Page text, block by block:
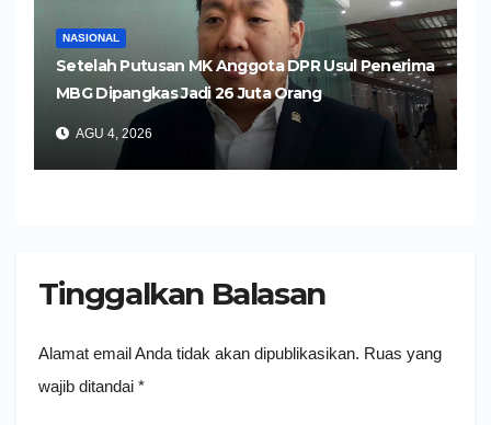
NASIONAL
Setelah Putusan MK Anggota DPR Usul Penerima
MBG Dipangkas Jadi 26 Juta Orang
AGU 4, 2026
Tinggalkan Balasan
Alamat email Anda tidak akan dipublikasikan. Ruas yang
wajib ditandai *